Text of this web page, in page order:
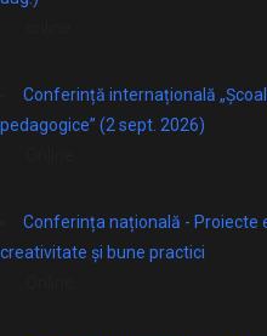
Conferință internațională
pedagogice” (2 sept. 2026)
Conferința națională - Proiecte
creativitate și bune practici